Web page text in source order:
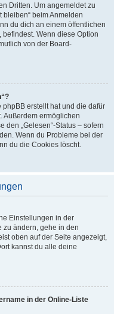
Dritten. Um angemeldet zu
bleiben“ beim Anmelden
du dich an einem öffentlichen
Wenn diese Option
von der Board-
phpBB erstellt hat und die dafür
Außerdem ermöglichen
„Gelesen“-Status – sofern
Wenn du Probleme bei der
du die Cookies löscht.
Einstellungen in der
zu ändern, gehe in den
oben auf der Seite angezeigt,
kannst du alle deine
in der Online-Liste